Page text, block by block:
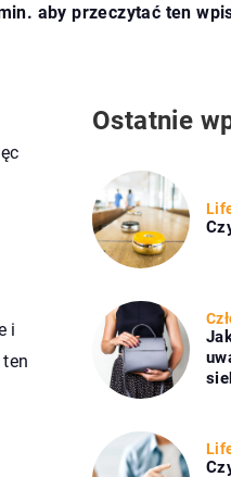
aby przeczytać ten
i
Ostatnie